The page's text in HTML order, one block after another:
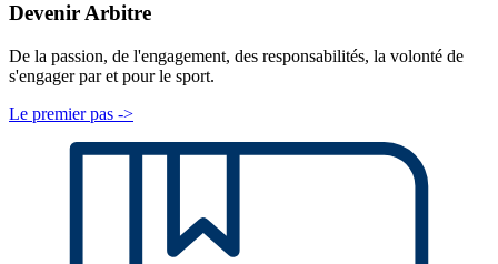
Devenir Arbitre
De la passion, de l'engagement, des responsabilités, la volonté de
s'engager par et pour le sport.
Le premier pas ->